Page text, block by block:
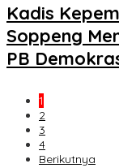
Kadis
Soppeng
PB
1
2
3
4
Berikutnya